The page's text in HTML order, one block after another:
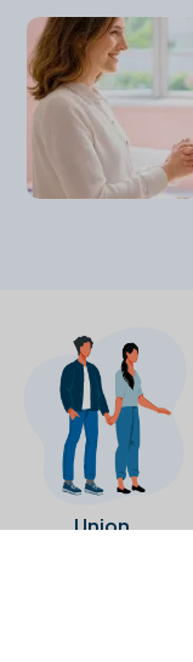
Union